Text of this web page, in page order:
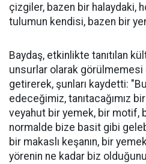
çizgiler, bazen bir halaydaki,
tulumun kendisi, bazen bir
Baydaş, etkinlikte tanıtılan
unsurlar olarak
getirerek, şunları kaydetti:
edeceğimiz, tanıtacağımız
veyahut bir yemek, bir motif,
normalde bize basit gibi
bir makaslı keşanın, bir
yörenin ne kadar biz